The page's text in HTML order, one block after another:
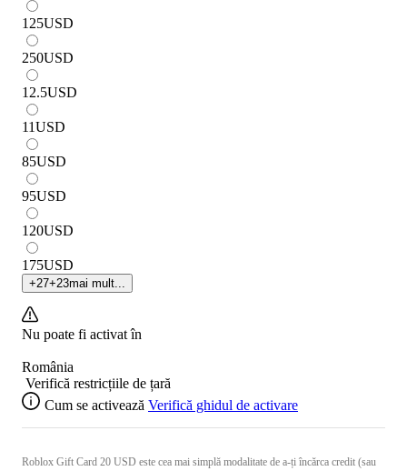
125USD
250USD
12.5USD
11USD
85USD
95USD
120USD
175USD
+27+23mai mult...
Nu poate fi activat în
România
Verifică restricțiile de țară
Cum se activează Verifică ghidul de activare
Roblox Gift Card 20 USD este cea mai simplă modalitate de a-ți încărca credit (sau